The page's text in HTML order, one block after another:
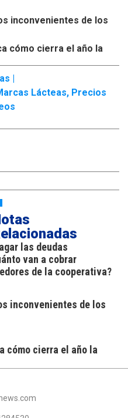
inconvenientes de los
cómo cierra el año la
|
Lácteas, Precios
las deudas
van a cobrar
de la cooperativa?
inconvenientes de los
cómo cierra el año la